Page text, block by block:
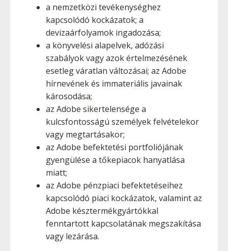
a nemzetközi tevékenységhez
kapcsolódó kockázatok; a
devizaárfolyamok ingadozása;
a könyvelési alapelvek, adózási
szabályok vagy azok értelmezésének
esetleg váratlan változásai; az Adobe
hírnevének és immateriális javainak
károsodása;
az Adobe sikertelensége a
kulcsfontosságú személyek felvételekor
vagy megtartásakor;
az Adobe befektetési portfoliójának
gyengülése a tőkepiacok hanyatlása
miatt;
az Adobe pénzpiaci befektetéseihez
kapcsolódó piaci kockázatok, valamint az
Adobe késztermékgyártókkal
fenntartott kapcsolatának megszakítása
vagy lezárása.